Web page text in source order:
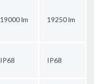
19000 lm 19250 lm
IP68 IP68